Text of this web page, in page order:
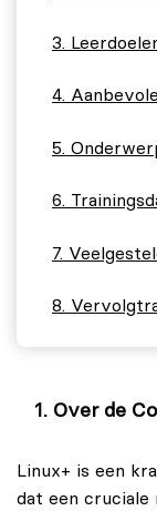
Over de
Linux+ is een
dat een cruciale